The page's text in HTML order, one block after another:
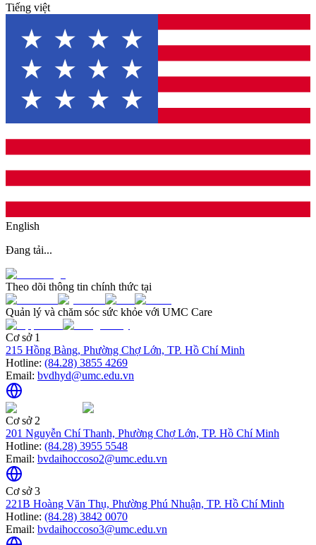
Tiếng việt
English
Đang tải...
Theo dõi thông tin chính thức tại
Quản lý và chăm sóc sức khỏe với UMC Care
Cơ sở 1
215 Hồng Bàng, Phường Chợ Lớn, TP. Hồ Chí Minh
Hotline: (84.28) 3855 4269
Email: bvdhyd@umc.edu.vn
Cơ sở 2
201 Nguyễn Chí Thanh, Phường Chợ Lớn, TP. Hồ Chí Minh
Hotline: (84.28) 3955 5548
Email: bvdaihoccoso2@umc.edu.vn
Cơ sở 3
221B Hoàng Văn Thụ, Phường Phú Nhuận, TP. Hồ Chí Minh
Hotline: (84.28) 3842 0070
Email: bvdaihoccoso3@umc.edu.vn